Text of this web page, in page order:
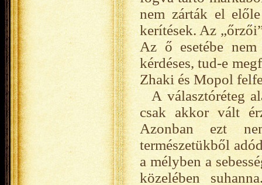
nem zárták el
kerítések. Az
Az ő esetébe
kérdéses, tud-e
Zhaki és Mopol
A választóréteg
csak akkor vált
Azonban ezt
természetükből
a mélyben a
közelében